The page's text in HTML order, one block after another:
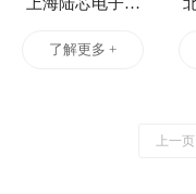
技有限公司
了解更多 +
上一页